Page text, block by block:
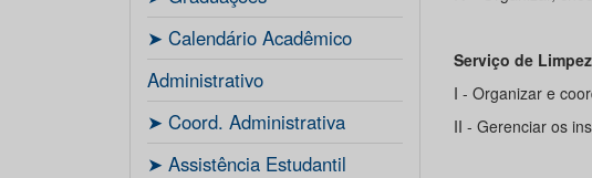
ㅤ➤ Calendário Acadêmico
Administrativo
ㅤ➤ Coord. Administrativa
ㅤ➤ Assistência Estudantil
Serviço de
I - Organizar e
II - Gerenciar os